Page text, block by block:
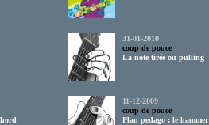
31-01-2010
coup de pouce
La note tirée ou pulling
11-12-2009
coup de pouce
Plan pedago : le hammer